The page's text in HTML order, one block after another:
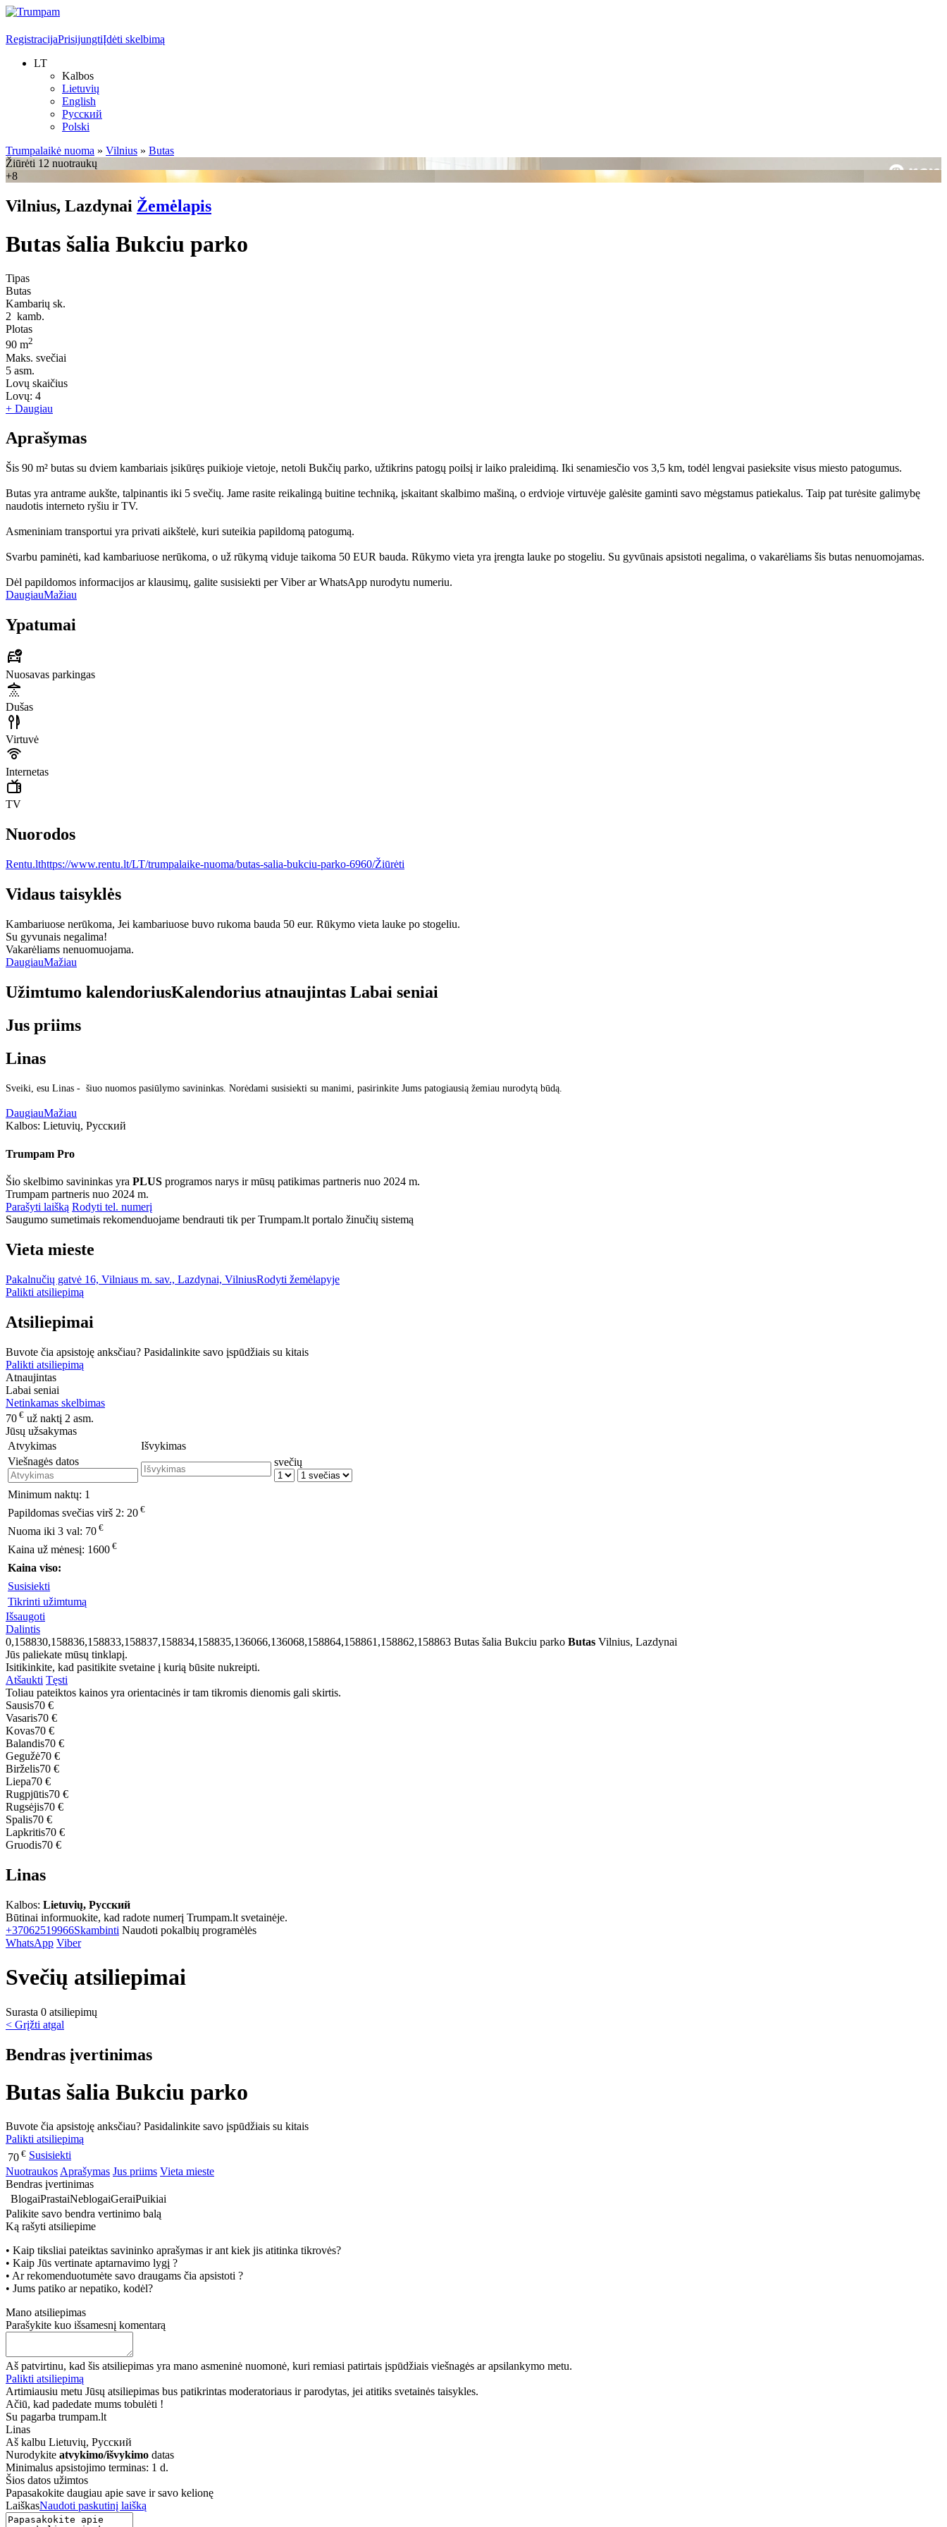
RegistracijaPrisijungtiĮdėti skelbimą
LT
Kalbos
Lietuvių
English
Русский
Polski
Trumpalaikė nuoma » Vilnius » Butas
Žiūrėti 12 nuotraukų
+8
Vilnius, Lazdynai Žemėlapis
Butas šalia Bukciu parko
Tipas
Butas
Kambarių sk.
2 kamb.
Plotas
90 m2
Maks. svečiai
5 asm.
Lovų skaičius
Lovų: 4
+ Daugiau
Aprašymas
Šis 90 m² butas su dviem kambariais įsikūręs puikioje vietoje, netoli Bukčių parko, užtikrins patogų poilsį ir laiko praleidimą. Iki senamiesčio vos 3,5 km, todėl lengvai pasieksite visus miesto patogumus.
Butas yra antrame aukšte, talpinantis iki 5 svečių. Jame rasite reikalingą buitine techniką, įskaitant skalbimo mašiną, o erdvioje virtuvėje galėsite gaminti savo mėgstamus patiekalus. Taip pat turėsite galimybę
naudotis interneto ryšiu ir TV.
Asmeniniam transportui yra privati aikštelė, kuri suteikia papildomą patogumą.
Svarbu paminėti, kad kambariuose nerūkoma, o už rūkymą viduje taikoma 50 EUR bauda. Rūkymo vieta yra įrengta lauke po stogeliu. Su gyvūnais apsistoti negalima, o vakarėliams šis butas nenuomojamas.
Dėl papildomos informacijos ar klausimų, galite susisiekti per Viber ar WhatsApp nurodytu numeriu.
DaugiauMažiau
Ypatumai
Nuosavas parkingas
Dušas
Virtuvė
Internetas
TV
Nuorodos
Rentu.lthttps://www.rentu.lt/LT/trumpalaike-nuoma/butas-salia-bukciu-parko-6960/Žiūrėti
Vidaus taisyklės
Kambariuose nerūkoma, Jei kambariuose buvo rukoma bauda 50 eur. Rūkymo vieta lauke po stogeliu.
Su gyvunais negalima!
Vakarėliams nenuomuojama.
DaugiauMažiau
Užimtumo kalendoriusKalendorius atnaujintas Labai seniai
Jus priims
Linas
Sveiki, esu Linas - šiuo nuomos pasiūlymo savininkas. Norėdami susisiekti su manimi, pasirinkite Jums patogiausią žemiau nurodytą būdą.
DaugiauMažiau
Kalbos: Lietuvių, Русский
Trumpam Pro
Šio skelbimo savininkas yra PLUS programos narys ir mūsų patikimas partneris nuo 2024 m.
Trumpam partneris nuo 2024 m.
Parašyti laišką Rodyti tel. numerį
Saugumo sumetimais rekomenduojame bendrauti tik per Trumpam.lt portalo žinučių sistemą
Vieta mieste
Pakalnučių gatvė 16, Vilniaus m. sav., Lazdynai, VilniusRodyti žemėlapyje
Palikti atsiliepimą
Atsiliepimai
Buvote čia apsistoję anksčiau? Pasidalinkite savo įspūdžiais su kitais
Palikti atsiliepimą
Atnaujintas
Labai seniai
Netinkamas skelbimas
70 € už naktį 2 asm.
Jūsų užsakymas
Atvykimas
Išvykimas
Viešnagės datos
svečių
Minimum naktų: 1
Papildomas svečias virš 2: 20 €
Nuoma iki 3 val: 70 €
Kaina už mėnesį: 1600 €
Kaina viso:
Susisiekti
Tikrinti užimtumą
Išsaugoti
Dalintis
0,158830,158836,158833,158837,158834,158835,136066,136068,158864,158861,158862,158863 Butas šalia Bukciu parko Butas Vilnius, Lazdynai
Jūs paliekate mūsų tinklapį.
Isitikinkite, kad pasitikite svetaine į kurią būsite nukreipti.
Atšaukti Tęsti
Toliau pateiktos kainos yra orientacinės ir tam tikromis dienomis gali skirtis.
Sausis70 €
Vasaris70 €
Kovas70 €
Balandis70 €
Gegužė70 €
Birželis70 €
Liepa70 €
Rugpjūtis70 €
Rugsėjis70 €
Spalis70 €
Lapkritis70 €
Gruodis70 €
Linas
Kalbos: Lietuvių, Русский
Būtinai informuokite, kad radote numerį Trumpam.lt svetainėje.
+37062519966Skambinti Naudoti pokalbių programėlės
WhatsApp Viber
Svečių atsiliepimai
Surasta 0 atsiliepimų
< Grįžti atgal
Bendras įvertinimas
Butas šalia Bukciu parko
Buvote čia apsistoję anksčiau? Pasidalinkite savo įspūdžiais su kitais
Palikti atsiliepimą
70 € Susisiekti
Nuotraukos Aprašymas Jus priims Vieta mieste
Bendras įvertinimas
BlogaiPrastaiNeblogaiGeraiPuikiai
Palikite savo bendra vertinimo balą
Ką rašyti atsiliepime
• Kaip tiksliai pateiktas savininko aprašymas ir ant kiek jis atitinka tikrovės?
• Kaip Jūs vertinate aptarnavimo lygį ?
• Ar rekomenduotumėte savo draugams čia apsistoti ?
• Jums patiko ar nepatiko, kodėl?
Mano atsiliepimas
Parašykite kuo išsamesnį komentarą
Aš patvirtinu, kad šis atsiliepimas yra mano asmeninė nuomonė, kuri remiasi patirtais įspūdžiais viešnagės ar apsilankymo metu.
Palikti atsiliepimą
Artimiausiu metu Jūsų atsiliepimas bus patikrintas moderatoriaus ir parodytas, jei atitiks svetainės taisykles.
Ačiū, kad padedate mums tobulėti !
Su pagarba trumpam.lt
Linas
Aš kalbu Lietuvių, Русский
Nurodykite atvykimo/išvykimo datas
Minimalus apsistojimo terminas: 1 d.
Šios datos užimtos
Papasakokite daugiau apie save ir savo kelionę
LaiškasNaudoti paskutinį laišką